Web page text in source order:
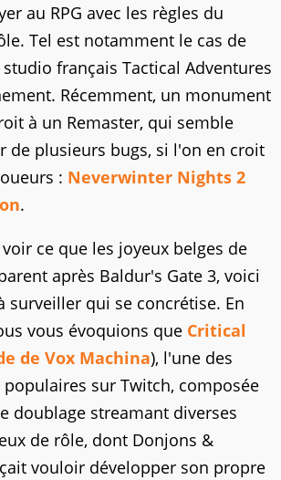
au RPG avec les règles du
Tel est notamment le cas de
français Tactical Adventures
Récemment, un monument
à un Remaster, qui semble
de plusieurs bugs, si l'on en croit
: Neverwinter Nights 2
.
ce que les joyeux belges de
après Baldur's Gate 3, voici
surveiller qui se concrétise. En
vous évoquions que Critical
de Vox Machina), l'une des
sur Twitch, composée
doublage streamant diverses
de rôle, dont Donjons &
vouloir développer son propre